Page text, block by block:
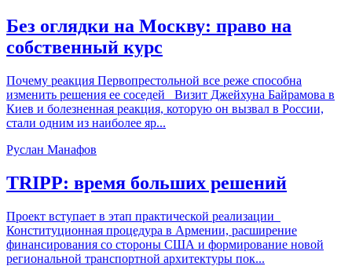
Без оглядки на Москву: право на
собственный курс
Почему реакция Первопрестольной все реже способна
изменить решения ее соседей Визит Джейхуна Байрамова в
Киев и болезненная реакция, которую он вызвал в России,
стали одним из наиболее яр...
Руслан Манафов
TRIPP: время больших решений
Проект вступает в этап практической реализации
Конституционная процедура в Армении, расширение
финансирования со стороны США и формирование новой
региональной транспортной архитектуры пок...